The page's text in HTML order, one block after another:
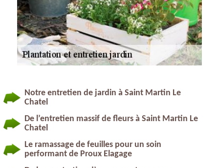
Notre entretien de jardin à Saint Martin Le
Chatel
De l’entretien massif de fleurs à Saint Martin Le
Chatel
Le ramassage de feuilles pour un soin
performant de Proux Elagage